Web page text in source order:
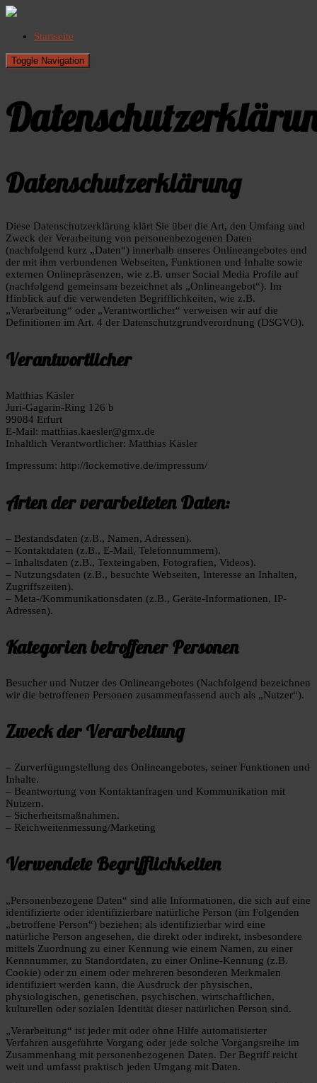
Startseite
Toggle Navigation
Datenschutzerklärung
Diese Datenschutzerklärung klärt Sie über die Art, den Umfang und
Zweck der Verarbeitung von personenbezogenen Daten
(nachfolgend kurz „Daten“) innerhalb unseres Onlineangebotes und
der mit ihm verbundenen Webseiten, Funktionen und Inhalte sowie
externen Onlinepräsenzen, wie z.B. unser Social Media Profile auf
(nachfolgend gemeinsam bezeichnet als „Onlineangebot“). Im
Hinblick auf die verwendeten Begrifflichkeiten, wie z.B.
„Verarbeitung“ oder „Verantwortlicher“ verweisen wir auf die
Definitionen im Art. 4 der Datenschutzgrundverordnung (DSGVO).
Verantwortlicher
Matthias Käsler
Juri-Gagarin-Ring 126 b
99084 Erfurt
E-Mail: matthias.kaesler@gmx.de
Inhaltlich Verantwortlicher: Matthias Käsler
Impressum: http://lockemotive.de/impressum/
Arten der verarbeiteten Daten:
– Bestandsdaten (z.B., Namen, Adressen).
– Kontaktdaten (z.B., E-Mail, Telefonnummern).
– Inhaltsdaten (z.B., Texteingaben, Fotografien, Videos).
– Nutzungsdaten (z.B., besuchte Webseiten, Interesse an Inhalten,
Zugriffszeiten).
– Meta-/Kommunikationsdaten (z.B., Geräte-Informationen, IP-
Adressen).
Kategorien betroffener Personen
Besucher und Nutzer des Onlineangebotes (Nachfolgend bezeichnen
wir die betroffenen Personen zusammenfassend auch als „Nutzer“).
Zweck der Verarbeitung
– Zurverfügungstellung des Onlineangebotes, seiner Funktionen und
Inhalte.
– Beantwortung von Kontaktanfragen und Kommunikation mit
Nutzern.
– Sicherheitsmaßnahmen.
– Reichweitenmessung/Marketing
Verwendete Begrifflichkeiten
„Personenbezogene Daten“ sind alle Informationen, die sich auf eine
identifizierte oder identifizierbare natürliche Person (im Folgenden
„betroffene Person“) beziehen; als identifizierbar wird eine
natürliche Person angesehen, die direkt oder indirekt, insbesondere
mittels Zuordnung zu einer Kennung wie einem Namen, zu einer
Kennnummer, zu Standortdaten, zu einer Online-Kennung (z.B.
Cookie) oder zu einem oder mehreren besonderen Merkmalen
identifiziert werden kann, die Ausdruck der physischen,
physiologischen, genetischen, psychischen, wirtschaftlichen,
kulturellen oder sozialen Identität dieser natürlichen Person sind.
„Verarbeitung“ ist jeder mit oder ohne Hilfe automatisierter
Verfahren ausgeführte Vorgang oder jede solche Vorgangsreihe im
Zusammenhang mit personenbezogenen Daten. Der Begriff reicht
weit und umfasst praktisch jeden Umgang mit Daten.